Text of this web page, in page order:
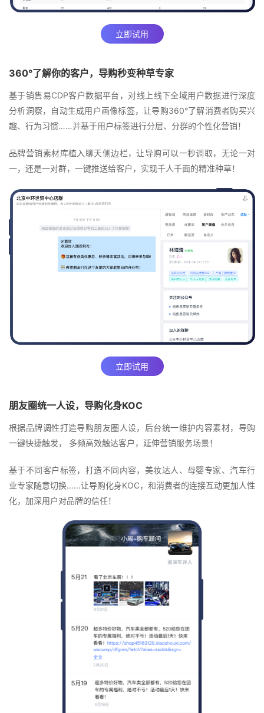
立即试用
360°了解你的客户，导购秒变种草专家
基于销售易CDP客户数据平台，对线上线下全域用户数据进行深度
分析洞察，自动生成用户画像标签，让导购360°了解消费者购买兴
趣、行为习惯……并基于用户标签进行分层、分群的个性化营销！
品牌营销素材库植入聊天侧边栏，让导购可以一秒调取，无论一对
一，还是一对群，一键推送给客户，实现千人千面的精准种草！
立即试用
朋友圈统一人设，导购化身KOC
根据品牌调性打造导购朋友圈人设，后台统一维护内容素材，导购
一键快捷触发， 多频高效触达客户，延伸营销服务场景！
基于不同客户标签，打造不同内容，美妆达人、母婴专家、汽车行
业专家随意切换……让导购化身KOC，和消费者的连接互动更加人性
化，加深用户对品牌的信任！